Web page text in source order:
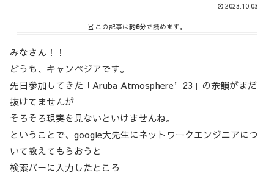
2023.10.03
この記事は約6分で読めます。
みなさん！！
どうも、キャンペジアです。
先日参加してきた「Aruba Atmosphere’23」の余韻がまだ
抜けてませんが
そろそろ現実を見ないといけませんね。
ということで、google大先生にネットワークエンジニアにつ
いて教えてもらおうと
検索バーに入力したところ